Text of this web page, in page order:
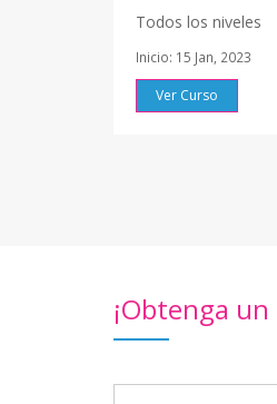
Todos los niveles
Inicio: 15 Jan, 2023
Ver Curso
¡Obtenga